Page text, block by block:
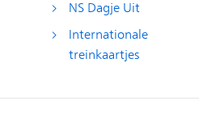
NS Dagje Uit
Internationale
treinkaartjes